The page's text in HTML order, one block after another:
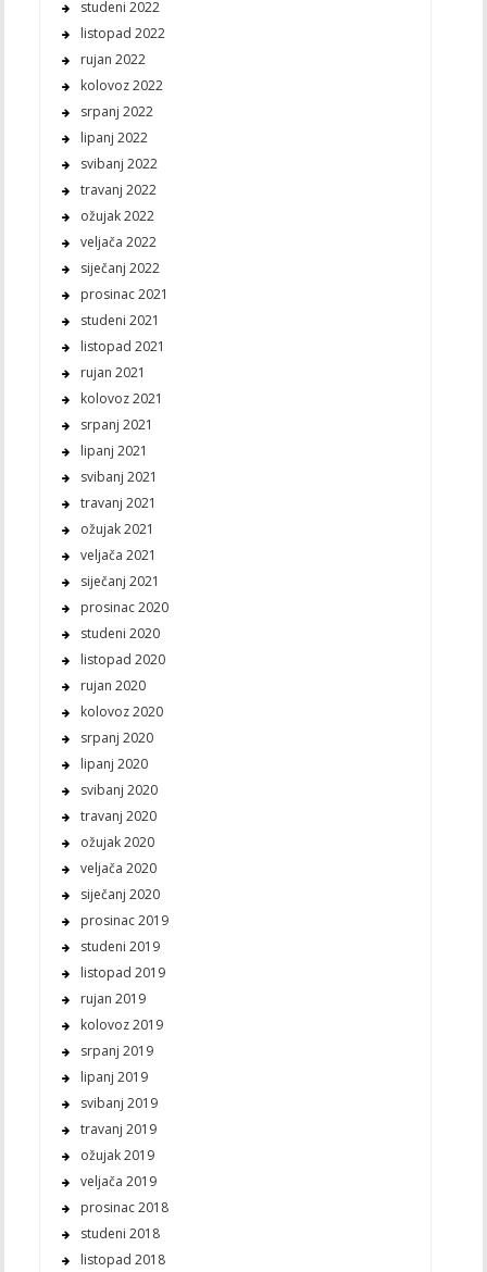
studeni 2022
listopad 2022
rujan 2022
kolovoz 2022
srpanj 2022
lipanj 2022
svibanj 2022
travanj 2022
ožujak 2022
veljača 2022
siječanj 2022
prosinac 2021
studeni 2021
listopad 2021
rujan 2021
kolovoz 2021
srpanj 2021
lipanj 2021
svibanj 2021
travanj 2021
ožujak 2021
veljača 2021
siječanj 2021
prosinac 2020
studeni 2020
listopad 2020
rujan 2020
kolovoz 2020
srpanj 2020
lipanj 2020
svibanj 2020
travanj 2020
ožujak 2020
veljača 2020
siječanj 2020
prosinac 2019
studeni 2019
listopad 2019
rujan 2019
kolovoz 2019
srpanj 2019
lipanj 2019
svibanj 2019
travanj 2019
ožujak 2019
veljača 2019
prosinac 2018
studeni 2018
listopad 2018